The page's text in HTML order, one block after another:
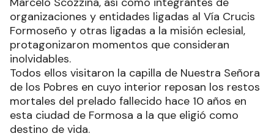
organizaciones y entidades ligadas al Vía Crucis
Formoseño y otras ligadas a la misión eclesial,
protagonizaron momentos que consideran
inolvidables.
Todos ellos visitaron la capilla de Nuestra Señora
de los Pobres en cuyo interior reposan los restos
mortales del prelado fallecido hace 10 años en
esta ciudad de Formosa a la que eligió como
destino de vida.